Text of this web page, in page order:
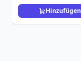
Hinzufügen